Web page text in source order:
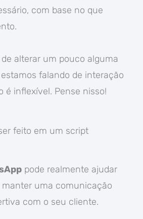
com base no que
alterar um pouco alguma
falando de interação
é inflexível. Pense nisso!
feito em um script
pode realmente ajudar
uma comunicação
com o seu cliente.